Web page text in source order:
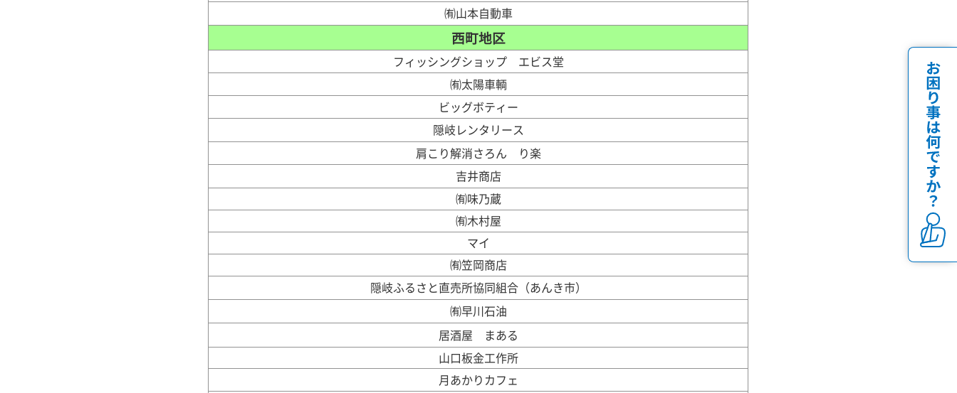
㈲山本自動車
西町地区
フィッシングショップ エビス堂
㈲太陽車輌
ビッグボティー
隠岐レンタリース
肩こり解消さろん り楽
吉井商店
㈲味乃蔵
㈲木村屋
マイ
㈲笠岡商店
隠岐ふるさと直売所協同組合（あんき市）
㈲早川石油
居酒屋 まある
山口板金工作所
月あかりカフェ